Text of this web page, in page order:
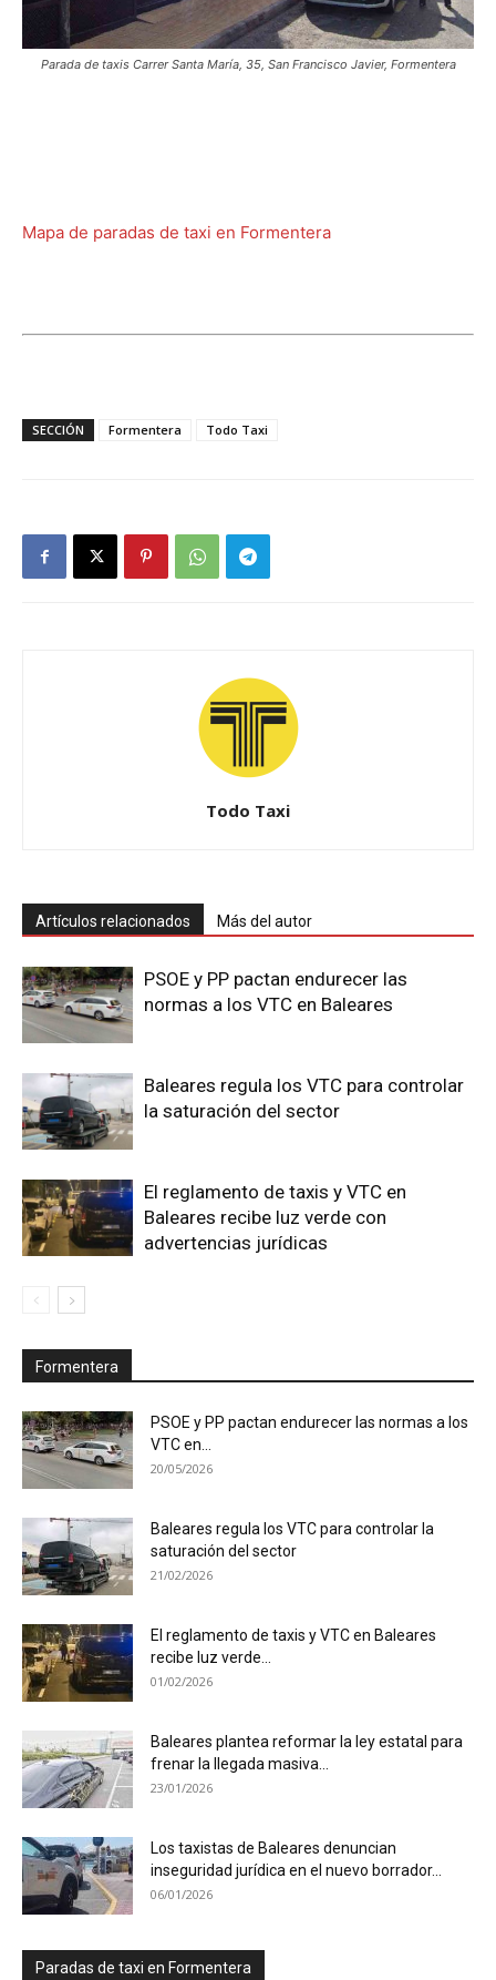
Parada de taxis Carrer Santa María, 35, San Francisco Javier, Formentera
Mapa de paradas de taxi en Formentera
SECCIÓN Formentera Todo Taxi
Todo Taxi
Artículos relacionados Más del autor
PSOE y PP pactan endurecer las
normas a los VTC en Baleares
Baleares regula los VTC para controlar
la saturación del sector
El reglamento de taxis y VTC en
Baleares recibe luz verde con
advertencias jurídicas
Formentera
PSOE y PP pactan endurecer las normas a los
VTC en...
20/05/2026
Baleares regula los VTC para controlar la
saturación del sector
21/02/2026
El reglamento de taxis y VTC en Baleares
recibe luz verde...
01/02/2026
Baleares plantea reformar la ley estatal para
frenar la llegada masiva...
23/01/2026
Los taxistas de Baleares denuncian
inseguridad jurídica en el nuevo borrador...
06/01/2026
Paradas de taxi en Formentera